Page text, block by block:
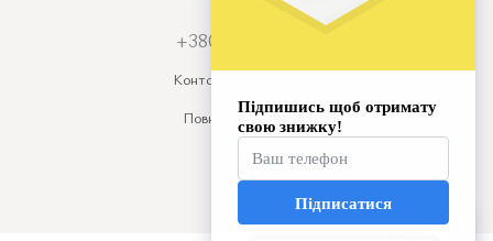
+380679931973
Контактна інформація
Повна версія сайту
© 2026
Укр